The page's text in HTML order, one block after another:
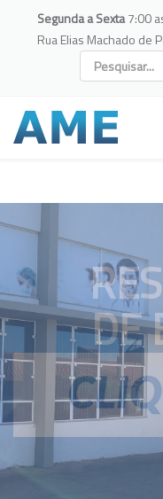
Segunda a Sexta7:00
Rua Elias Machado de